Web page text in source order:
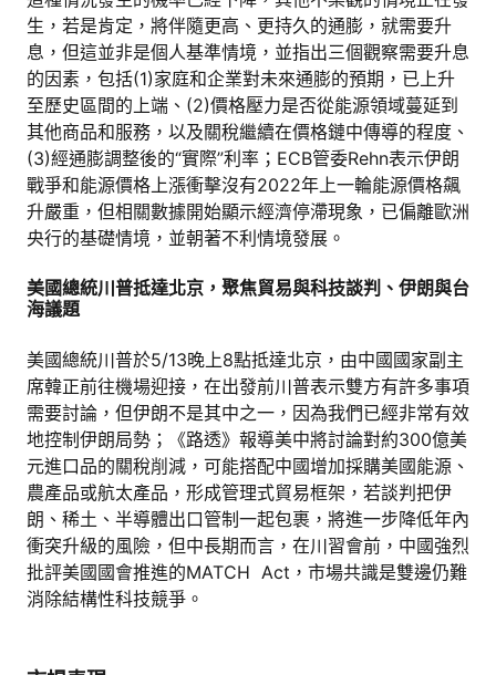
生，若是肯定，將伴隨更高、更持久的通膨，就需要升
息，但這並非是個人基準情境，並指出三個觀察需要升息
的因素，包括(1)家庭和企業對未來通膨的預期，已上升
至歷史區間的上端、(2)價格壓力是否從能源領域蔓延到
其他商品和服務，以及關稅繼續在價格鏈中傳導的程度、
(3)經通膨調整後的“實際”利率；ECB管委Rehn表示伊朗
戰爭和能源價格上漲衝擊沒有2022年上一輪能源價格飆
升嚴重，但相關數據開始顯示經濟停滯現象，已偏離歐洲
央行的基礎情境，並朝著不利情境發展。
美國總統川普抵達北京，聚焦貿易與科技談判、伊朗與台
海議題
美國總統川普於5/13晚上8點抵達北京，由中國國家副主
席韓正前往機場迎接，在出發前川普表示雙方有許多事項
需要討論，但伊朗不是其中之一，因為我們已經非常有效
地控制伊朗局勢；《路透》報導美中將討論對約300億美
元進口品的關稅削減，可能搭配中國增加採購美國能源、
農產品或航太產品，形成管理式貿易框架，若談判把伊
朗、稀土、半導體出口管制一起包裹，將進一步降低年內
衝突升級的風險，但中長期而言，在川習會前，中國強烈
批評美國國會推進的MATCH Act，市場共識是雙邊仍難
消除結構性科技競爭。